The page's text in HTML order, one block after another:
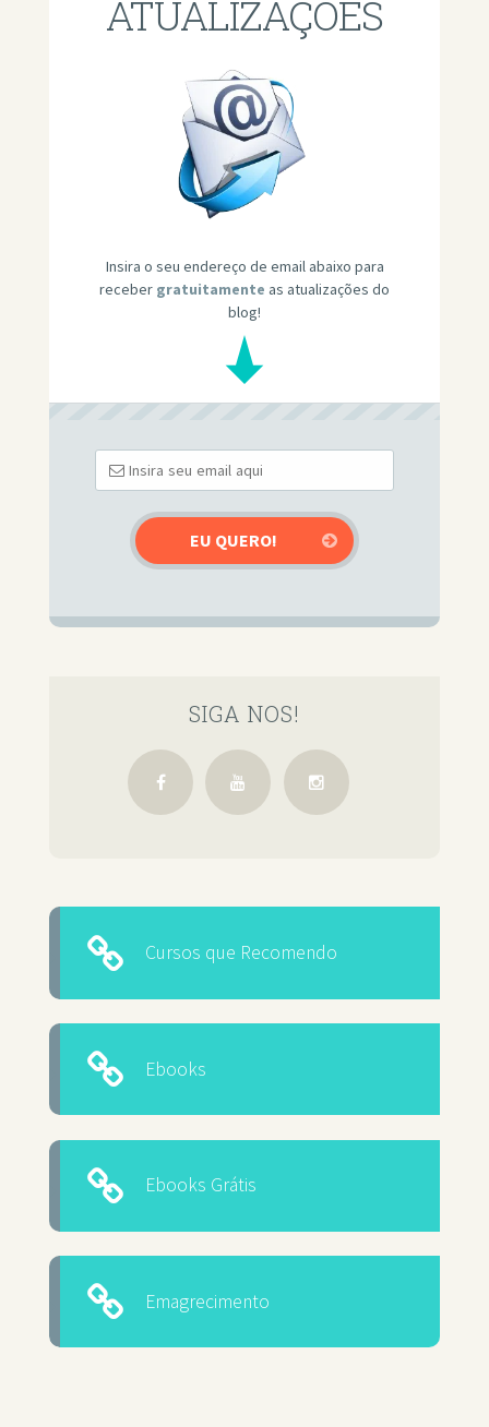
ATUALIZAÇÕES
Insira o seu endereço de email abaixo para
receber gratuitamente as atualizações do
blog!
SIGA NOS!
Cursos que Recomendo
Ebooks
Ebooks Grátis
Emagrecimento